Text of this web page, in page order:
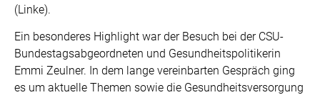
(Linke).
Ein besonderes Highlight war der Besuch bei der CSU-
Bundestagsabgeordneten und Gesundheitspolitikerin
Emmi Zeulner. In dem lange vereinbarten Gespräch ging
es um aktuelle Themen sowie die Gesundheitsversorgung